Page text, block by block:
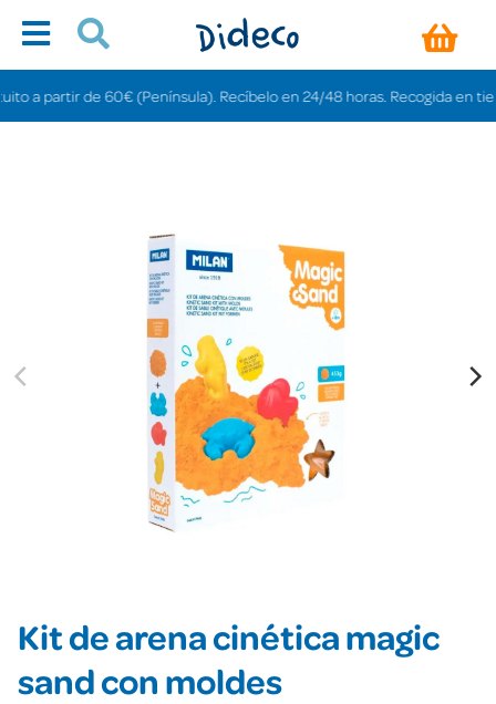
a partir de 60€ (Península). Recíbelo en 24/48 horas. Recogida en
Kit de arena cinética magic
sand con moldes